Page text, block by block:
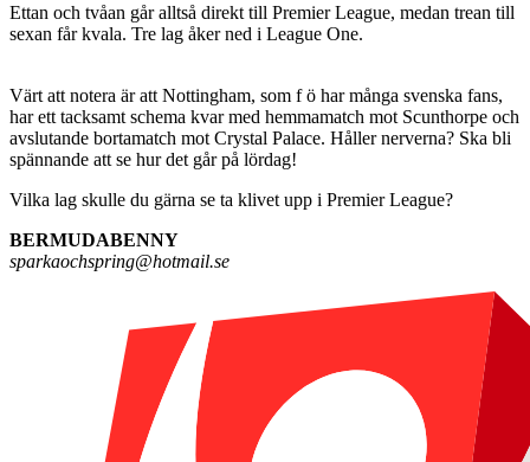
Ettan och tvåan går alltså direkt till Premier League, medan trean till
sexan får kvala. Tre lag åker ned i League One.
Värt att notera är att Nottingham, som f ö har många svenska fans,
har ett tacksamt schema kvar med hemmamatch mot Scunthorpe och
avslutande bortamatch mot Crystal Palace. Håller nerverna? Ska bli
spännande att se hur det går på lördag!
Vilka lag skulle du gärna se ta klivet upp i Premier League?
BERMUDABENNY
sparkaochspring@hotmail.se